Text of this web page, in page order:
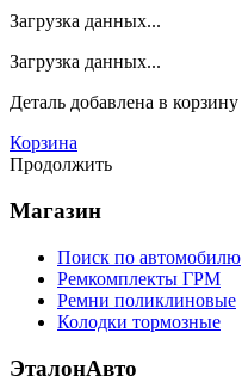
Загрузка данных...
Загрузка данных...
Деталь добавлена в корзину
Корзина
Продолжить
Магазин
Поиск по автомобилю
Ремкомплекты ГРМ
Ремни поликлиновые
Колодки тормозные
ЭталонАвто